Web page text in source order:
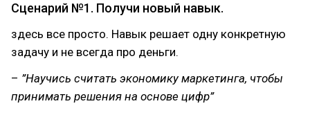
Сценарий №1. Получи новый навык.
здесь все просто. Навык решает одну конкретную
задачу и не всегда про деньги.
– ”Научись считать экономику маркетинга, чтобы
принимать решения на основе цифр”